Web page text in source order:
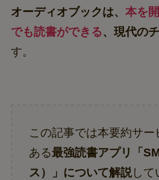
オーディオブックは、 本を
でも読書ができる、現代の
す。
この記事では本要約サ
ある最強読書アプリ「
ス）」について解説して